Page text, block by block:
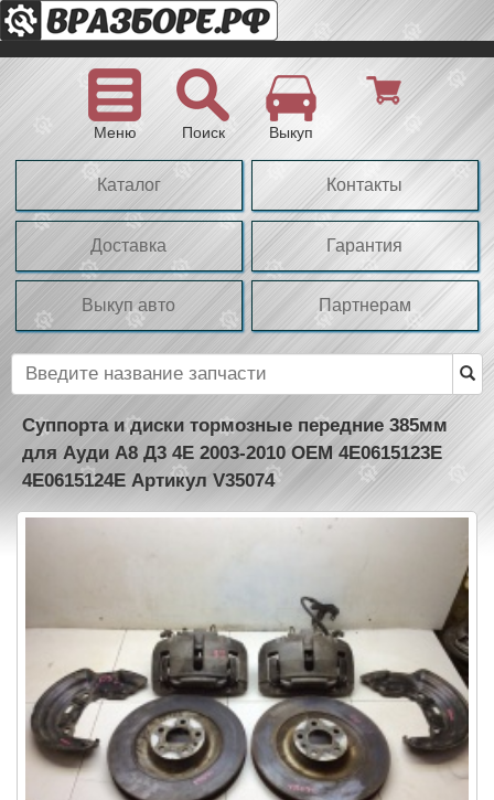
Меню Поиск Выкуп
Каталог Контакты
Доставка Гарантия
Выкуп авто Партнерам
Суппорта и диски тормозные передние 385мм
для Ауди А8 Д3 4Е 2003-2010 OEM 4E0615123E
4E0615124E Артикул V35074